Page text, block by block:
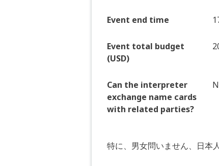
Event end time
Event total budget
(USD)
Can the interpreter
exchange name cards
with related parties?
特に、男女問いません、日本